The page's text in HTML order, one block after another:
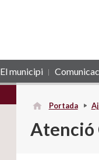
El municipi
Portada
Atenció